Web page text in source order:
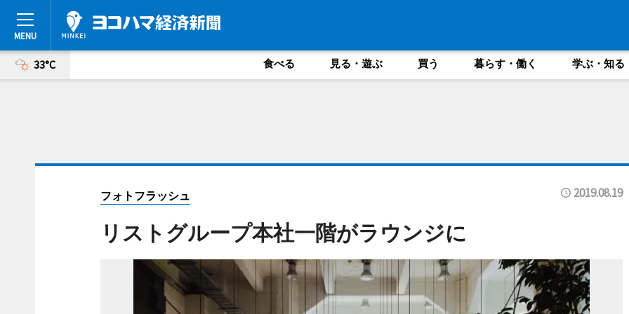
33°C 食べる 見る・遊ぶ 買う 暮らす・働く 学ぶ・知る
フォトフラッシュ 2019.08.19
リストグループ本社一階がラウンジに